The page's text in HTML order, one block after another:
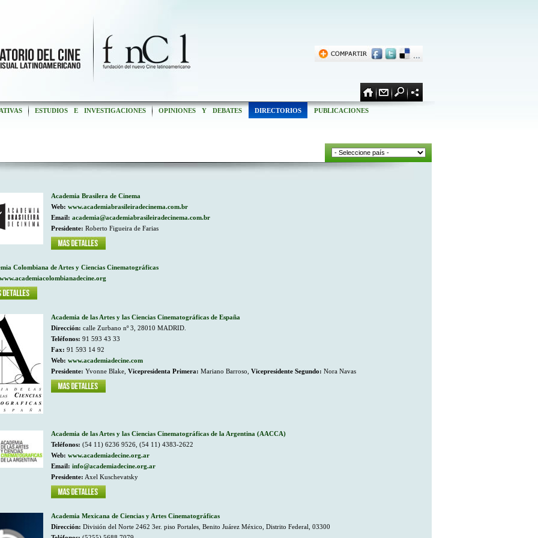
ESTUDIOS E INVESTIGACIONES OPINIONES Y DEBATES DIRECTORIOS PUBLICACIONES
Academia Brasilera de Cinema
Web: www.academiabrasileiradecinema.com.br
Email: academia@academiabrasileiradecinema.com.br
Presidente: Roberto Figueira de Farias
Colombiana de Artes y Ciencias Cinematográficas
www.academiacolombianadecine.org
Academia de las Artes y las Ciencias Cinematográficas de España
Dirección: calle Zurbano nº 3, 28010 MADRID.
Teléfonos: 91 593 43 33
Fax: 91 593 14 92
Web: www.academiadecine.com
Presidente: Yvonne Blake, Vicepresidenta Primera: Mariano Barroso, Vicepresidente Segundo: Nora Navas
Academia de las Artes y las Ciencias Cinematográficas de la Argentina (AACCA)
Teléfonos: (54 11) 6236 9526, (54 11) 4383-2622
Web: www.academiadecine.org.ar
Email: info@academiadecine.org.ar
Presidente: Axel Kuschevatsky
Academia Mexicana de Ciencias y Artes Cinematográficas
Dirección: División del Norte 2462 3er. piso Portales, Benito Juárez México, Distrito Federal, 03300